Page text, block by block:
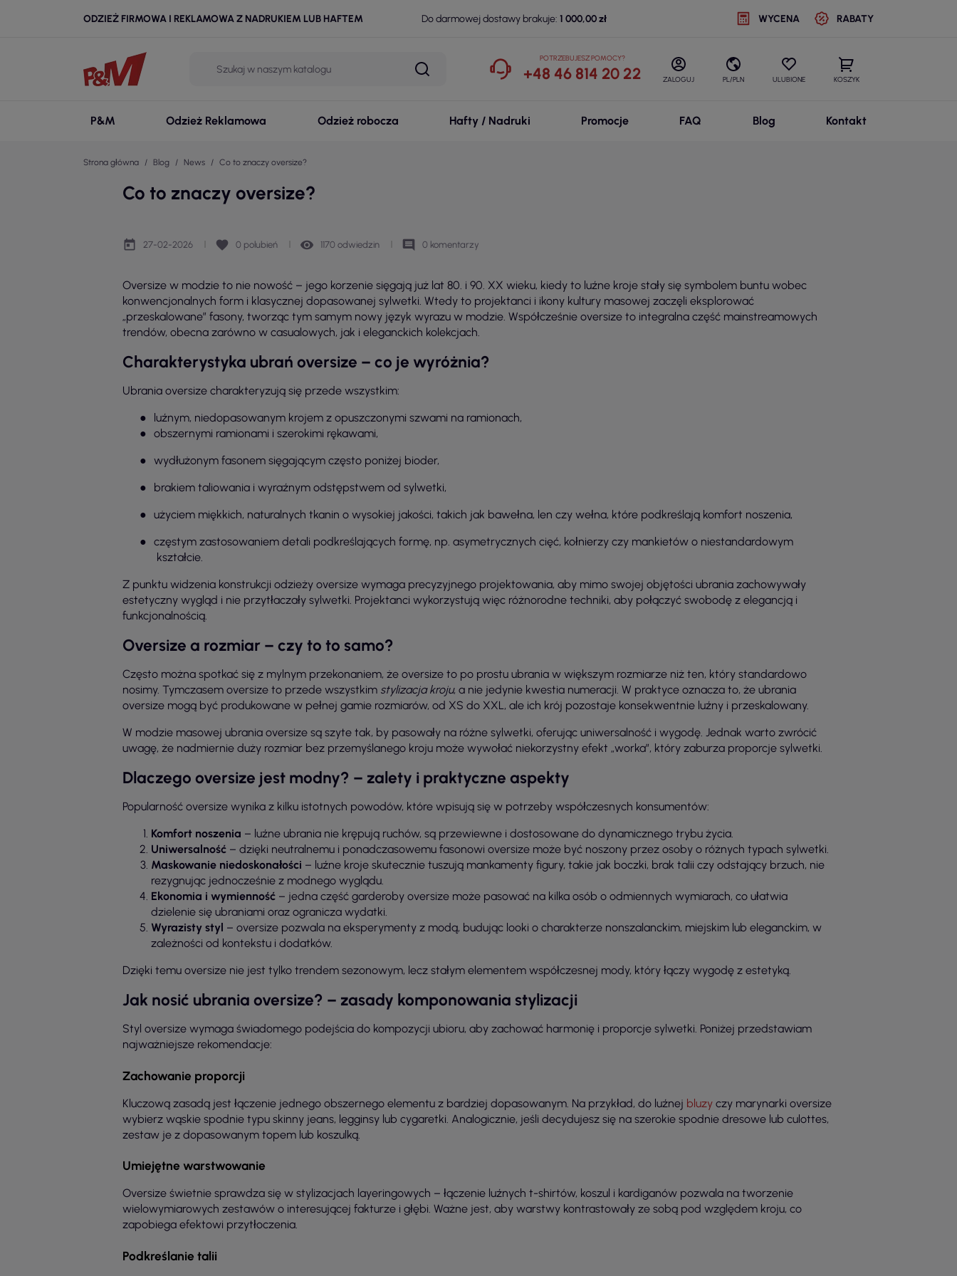
ODZIEŻ FIRMOWA I REKLAMOWA Z NADRUKIEM LUB HAFTEM Do darmowej dostawy brakuje: 1 000,00 zł WYCENA RABATY
POTRZEBUJESZ POMOCY?
+48 46 814 20 22 ZALOGUJ PL/PLN ULUBIONE KOSZYK
P&M Odzież Reklamowa Odzież robocza Hafty / Nadruki Promocje FAQ Blog Kontakt
Strona główna Blog News Co to znaczy oversize?
Co to znaczy oversize?
today 27-02-2026 favorite 0 polubień remove_red_eye 1170 odwiedzin comment 0 komentarzy
Oversize w modzie to nie nowość – jego korzenie sięgają już lat 80. i 90. XX wieku, kiedy to luźne kroje stały się symbolem buntu wobec
konwencjonalnych form i klasycznej dopasowanej sylwetki. Wtedy to projektanci i ikony kultury masowej zaczęli eksplorować
„przeskalowane” fasony, tworząc tym samym nowy język wyrazu w modzie. Współcześnie oversize to integralna część mainstreamowych
trendów, obecna zarówno w casualowych, jak i eleganckich kolekcjach.
Charakterystyka ubrań oversize – co je wyróżnia?
Ubrania oversize charakteryzują się przede wszystkim:
●
luźnym, niedopasowanym krojem z opuszczonymi szwami na ramionach,
● obszernymi ramionami i szerokimi rękawami,
● wydłużonym fasonem sięgającym często poniżej bioder,
●
brakiem taliowania i wyraźnym odstępstwem od sylwetki,
● użyciem miękkich, naturalnych tkanin o wysokiej jakości, takich jak bawełna, len czy wełna, które podkreślają komfort noszenia,
● częstym zastosowaniem detali podkreślających formę, np. asymetrycznych cięć, kołnierzy czy mankietów o niestandardowym
kształcie.
Z punktu widzenia konstrukcji odzieży oversize wymaga precyzyjnego projektowania, aby mimo swojej objętości ubrania zachowywały
estetyczny wygląd i nie przytłaczały sylwetki. Projektanci wykorzystują więc różnorodne techniki, aby połączyć swobodę z elegancją i
funkcjonalnością.
Oversize a rozmiar – czy to to samo?
Często można spotkać się z mylnym przekonaniem, że oversize to po prostu ubrania w większym rozmiarze niż ten, który standardowo
nosimy. Tymczasem oversize to przede wszystkim stylizacja kroju, a nie jedynie kwestia numeracji. W praktyce oznacza to, że ubrania
oversize mogą być produkowane w pełnej gamie rozmiarów, od XS do XXL, ale ich krój pozostaje konsekwentnie luźny i przeskalowany.
W modzie masowej ubrania oversize są szyte tak, by pasowały na różne sylwetki, oferując uniwersalność i wygodę. Jednak warto zwrócić
uwagę, że nadmiernie duży rozmiar bez przemyślanego kroju może wywołać niekorzystny efekt „worka”, który zaburza proporcje sylwetki.
Dlaczego oversize jest modny? – zalety i praktyczne aspekty
Popularność oversize wynika z kilku istotnych powodów, które wpisują się w potrzeby współczesnych konsumentów:
Komfort noszenia – luźne ubrania nie krępują ruchów, są przewiewne i dostosowane do dynamicznego trybu życia.
Uniwersalność – dzięki neutralnemu i ponadczasowemu fasonowi oversize może być noszony przez osoby o różnych typach sylwetki.
Maskowanie niedoskonałości – luźne kroje skutecznie tuszują mankamenty figury, takie jak boczki, brak talii czy odstający brzuch, nie
rezygnując jednocześnie z modnego wyglądu.
Ekonomia i wymienność – jedna część garderoby oversize może pasować na kilka osób o odmiennych wymiarach, co ułatwia
dzielenie się ubraniami oraz ogranicza wydatki.
Wyrazisty styl – oversize pozwala na eksperymenty z modą, budując looki o charakterze nonszalanckim, miejskim lub eleganckim, w
zależności od kontekstu i dodatków.
Dzięki temu oversize nie jest tylko trendem sezonowym, lecz stałym elementem współczesnej mody, który łączy wygodę z estetyką.
Jak nosić ubrania oversize? – zasady komponowania stylizacji
Styl oversize wymaga świadomego podejścia do kompozycji ubioru, aby zachować harmonię i proporcje sylwetki. Poniżej przedstawiam
najważniejsze rekomendacje:
Zachowanie proporcji
Kluczową zasadą jest łączenie jednego obszernego elementu z bardziej dopasowanym. Na przykład, do luźnej bluzy czy marynarki oversize
wybierz wąskie spodnie typu skinny jeans, legginsy lub cygaretki. Analogicznie, jeśli decydujesz się na szerokie spodnie dresowe lub culottes,
zestaw je z dopasowanym topem lub koszulką.
Umiejętne warstwowanie
Oversize świetnie sprawdza się w stylizacjach layeringowych – łączenie luźnych t-shirtów, koszul i kardiganów pozwala na tworzenie
wielowymiarowych zestawów o interesującej fakturze i głębi. Ważne jest, aby warstwy kontrastowały ze sobą pod względem kroju, co
zapobiega efektowi przytłoczenia.
Podkreślanie talii